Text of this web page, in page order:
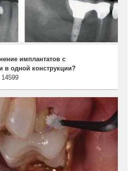
имплантатов с
в одной конструкции?
14599